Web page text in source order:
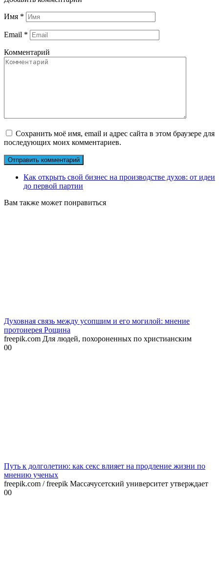
Имя *
Email *
Комментарий
Сохранить моё имя, email и адрес сайта в этом браузере для
последующих моих комментариев.
Как открыть свой бизнес на производстве духов: от идеи
до первой партии
Вам также может понравиться
Духовная связь между усопшим и его могилой: мнение
протоиерея Рощина
freepik.com Для людей, похороненных по христианским
00
Путь к долголетию: как секс влияет на продление жизни по
мнению ученых
freepik.com / freepik Массачусетский университет утверждает
00